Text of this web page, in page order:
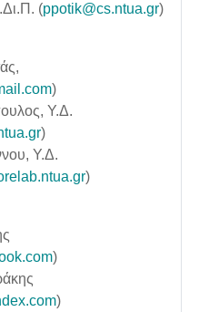
(ppotik@cs.ntua.gr)
)
Υ.Δ.
)
Υ.Δ.
)
)
)